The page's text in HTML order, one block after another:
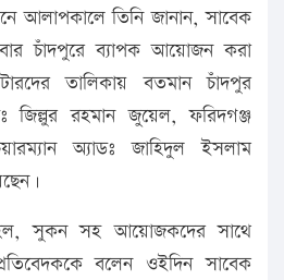
আলাপকালে তিনি জানান, সাবেক
চাঁদপুরে ব্যাপক আয়োজন করা
তালিকায় বতমান চাঁদপুর
জিল্লুর রহমান জুয়েল, ফরিদগঞ্জ
অ্যাডঃ জাহিদুল ইসলাম
সুকন সহ আয়োজকদের সাথে
বলেন ওইদিন সাবেক